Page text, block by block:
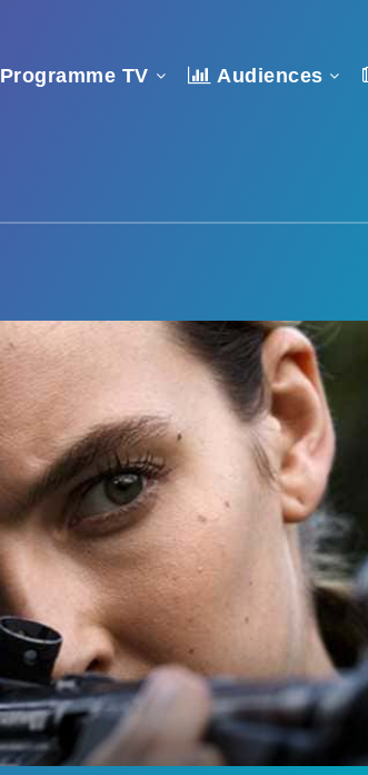
Programme TV Audiences